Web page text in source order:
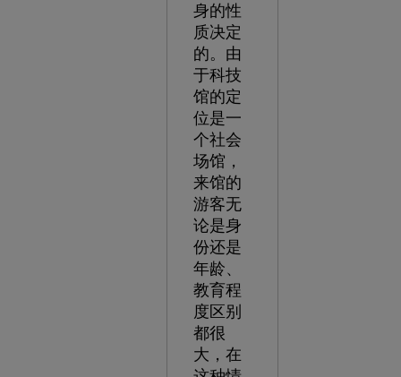
身的性
质决定
的。由
于科技
馆的定
位是一
个社会
场馆，
来馆的
游客无
论是身
份还是
年龄、
教育程
度区别
都很
大，在